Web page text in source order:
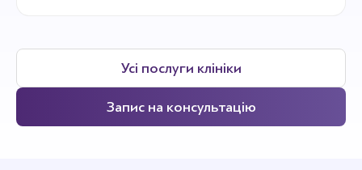
Усі послуги клініки
Запис на консультацію